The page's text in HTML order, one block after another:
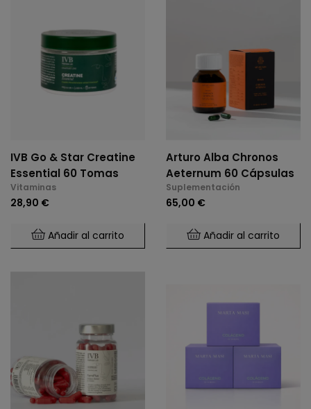
IVB Go & Star Creatine
Essential 60 Tomas
Vitaminas
28,90 €
Añadir al carrito
Arturo Alba Chronos
Aeternum 60 Cápsulas
Suplementación
65,00 €
Añadir al carrito